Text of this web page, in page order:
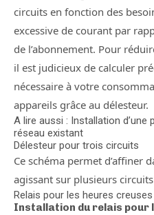
circuits en fonction des
excessive de courant par
de l’abonnement. Pour
il est judicieux de calculer
nécessaire à votre
appareils grâce au délesteur.
A lire aussi : Installation d’une
réseau existant
Délesteur pour trois circuits
Ce schéma permet d’affiner
agissant sur plusieurs
Relais pour les heures creuses
Installation du relais pour